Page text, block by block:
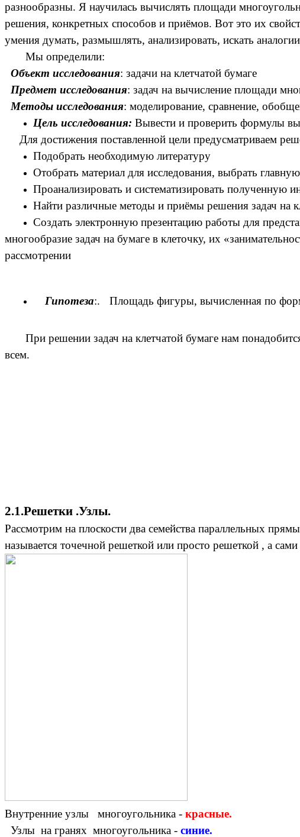
разнообразны. Я научилась вычислять площади
решения, конкретных способов и приёмов. Вот это их
умения думать, размышлять, анализировать, искать
Мы определили:
Объект исследования: задачи на клетчатой бумаге
Предмет исследования: задач на вычисление площади
Методы исследования: моделирование, сравнение,
Цель исследования: Вывести и проверить формулы
Для достижения поставленной цели предусматриваем
Подобрать необходимую литературу
Отобрать материал для исследования, выбрать
Проанализировать и систематизировать полученную
Найти различные методы и приёмы решения задач на
Создать электронную презентацию работы для
многообразие задач на бумаге в клеточку, их
рассмотрении
Гипотеза:. Площадь фигуры, вычисленная по
При решении задач на клетчатой бумаге нам
всем.
2.1.Решетки .Узлы.
Рассмотрим на плоскости два семейства параллельных
называется точечной решеткой или просто решеткой , а
Внутренние узлы многоугольника - красные.
Узлы на гранях многоугольника - синие.